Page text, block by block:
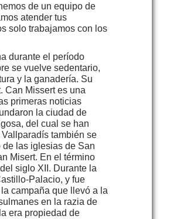
de un equipo de
atender tus
solo trabajamos con los
durante el período
se vuelve sedentario,
y la ganadería. Su
Can Missert es una
primeras noticias
la ciudad de
del cual se han
también se
las iglesias de San
Misert. En el término
siglo XII. Durante la
Palacio, y fue
campaña que llevó a la
en la razia de
era propiedad de